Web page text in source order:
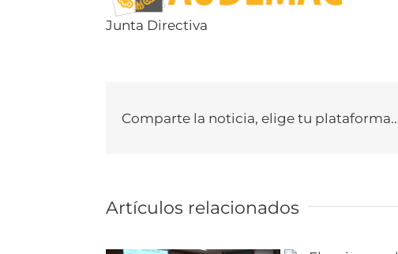
Junta Directiva
Comparte la noticia, elige tu
Artículos relacionados